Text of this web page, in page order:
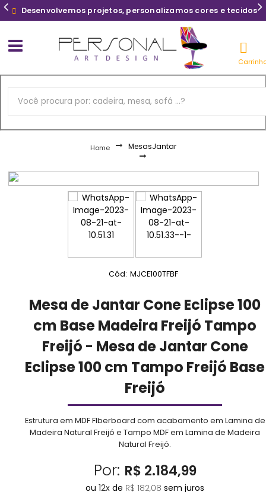
Desenvolvemos projetos, personalizamos cores e tecidos
Home MesasJantar
Cód: MJCE100TFBF
Mesa de Jantar Cone Eclipse 100
cm Base Madeira Freijó Tampo
Freijó - Mesa de Jantar Cone
Eclipse 100 cm Tampo Freijó Base
Freijó
Estrutura em MDF FIberboard com acabamento em Lamina de
Madeira Natural Freijó e Tampo MDF em Lamina de Madeira
Natural Freijó.
Por: R$ 2.184,99
ou 12x de R$ 182,08 sem juros